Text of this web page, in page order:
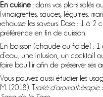
En cuisine: dans vos plats salés
(vinaigrettes, sauces, légumes,
rehausse les saveurs. Dose : 1 à
préférence en fin de cuisson.
En boisson (chaude ou froide) :
d’eau, une infusion, un cocktail
faire bouillir afin de préserver ses
Vous pouvez aussi étudier les
M. (2018). T raité d’aromathérapie